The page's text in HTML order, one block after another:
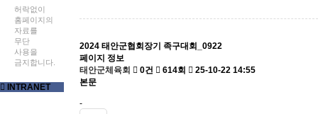
2024 태안군협회장기 족구대회_0922
페이지 정보
태안군체육회
0건 614회
25-10-22 14:55
본문
-
허락없이
홈페이지의
자료를
무단
사용을
금지합니다.
INTRANET